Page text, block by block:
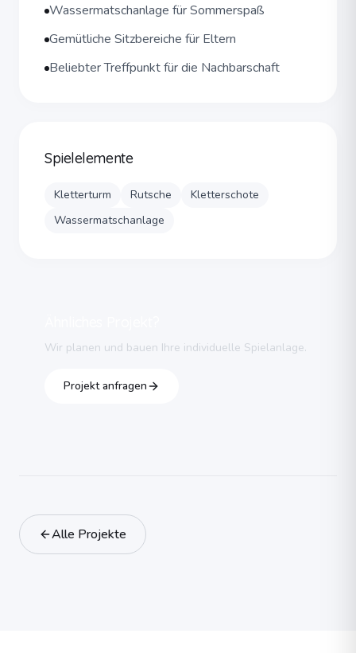
Wassermatschanlage für Sommerspaß
Gemütliche Sitzbereiche für Eltern
Beliebter Treffpunkt für die Nachbarschaft
Spielelemente
Kletterturm Rutsche
Kletterschote
Wassermatschanlage
Wir planen und bauen Ihre individuelle Spielanlage.
Projekt anfragen
Alle Projekte